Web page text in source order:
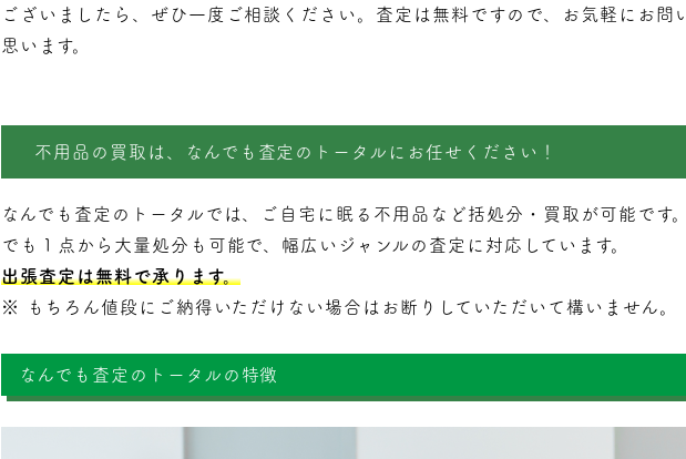
ございましたら、ぜひ一度ご相談ください。査定は無料ですので、お気軽にお問
思います。
不用品の買取は、なんでも査定のトータルにお任せください！
なんでも査定のトータルでは、ご自宅に眠る不用品など括処分・ 買取 が可能です
でも１点から大量処分も可能で、幅広いジャンルの査定に対応しています。
出張査定は無料で承ります。
※ もちろん値段にご納得いただけない場合はお断りしていただいて構いません。
なんでも査定のトータルの特徴